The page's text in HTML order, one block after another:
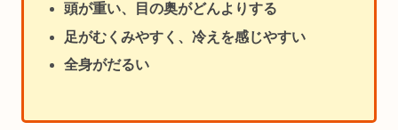
頭が重い、目の奥がどんよりする
足がむくみやすく、冷えを感じやすい
全身がだるい